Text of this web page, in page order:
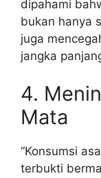
dipahami
bukan hanya
juga
jangka
4.
Mata
“Konsumsi
terbukti